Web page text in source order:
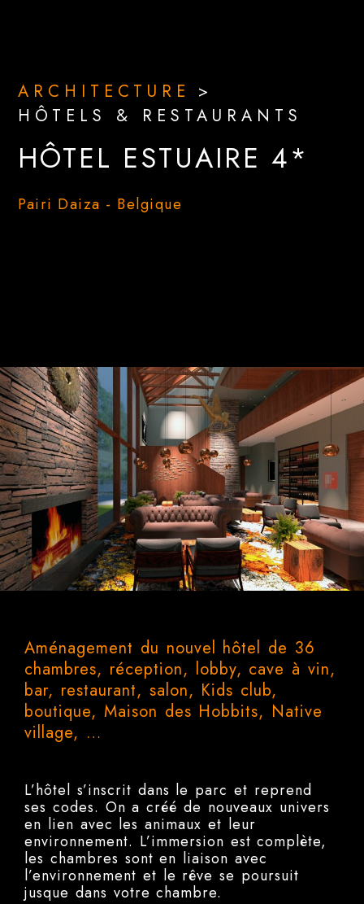
ARCHITECTURE
>
HÔTELS & RESTAURANTS
HÔTEL ESTUAIRE 4*
Pairi Daiza - Belgique
Aménagement du nouvel hôtel de 36
chambres, réception, lobby, cave à vin,
bar, restaurant, salon, Kids club,
boutique, Maison des Hobbits, Native
village, …
L’hôtel s’inscrit dans le parc et reprend
ses codes. On a créé de nouveaux univers
en lien avec les animaux et leur
environnement. L’immersion est complète,
les chambres sont en liaison avec
l’environnement et le rêve se poursuit
jusque dans votre chambre.